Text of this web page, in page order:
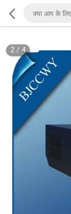
2/ 4